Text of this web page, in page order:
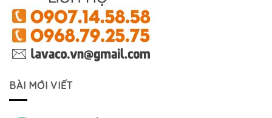
BÀI MỚI VIẾT